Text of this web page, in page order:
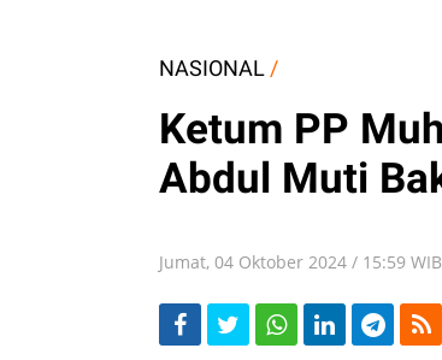
NASIONAL /
Ketum PP
Abdul Muti
Jumat, 04 Oktober 2024 / 15:59 WIB